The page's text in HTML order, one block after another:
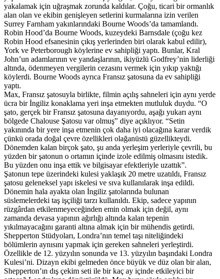
yakalamak için uğraşmak zorunda kaldılar. Çoğu, ticari bir ormanlık
alan olan ve ekibin genişleyen setlerini kurmalarına izin verilen
Surrey Farnham yakınlarındaki Bourne Woods’da tamamlandı.
Robin Hood’da Bourne Woods, kuzeydeki Barnsdale (çoğu kez
Robin Hood efsanesinin çıkış yerlerinden biri olarak kabul edilir),
York ve Peterborough köylerine ev sahipliği yaptı. Bunlar, Kral
John’un adamlarının ve yandaşlarının, ikiyüzlü Godfrey’nin liderliği
altında, ödenmeyen vergilerin cezasını vermek için yıkıp yaktığı
köylerdi. Bourne Woods ayrıca Fransız şatosuna da ev sahipliği
yaptı.
Max, Fransız şatosuyla birlikte, filmin açılış sahneleri için aynı yerde
ücra bir İngiliz konaklama yeri inşa etmekten mutluluk duydu. “O
şato, gerçek bir Fransız şatosuna dayanıyordu, aşağı yukarı aynı
bölgede Chalouse Şatosu var olmuş” diye açıklıyor. “Setin
yakınında bir yere inşa etmenin çok daha iyi olacağına karar verdik
çünkü orada doğal çevre özellikleri olağanüstü güzellikteydi.
Dönemden kalan birçok şato, şu anda yerleşim yerleriyle çevrili, bu
yüzden bir şatonun o ortamın içinde izole edilmiş olmasını istedik.
Bu yüzden onu inşa ettik ve bilgisayar efektleriyle uzattık”.
Şatonun tepe üzerindeki kulesi yaklaşık 20 metre uzatıldı, Fransız
şatosu geleneksel yapı iskelesi ve sıva kullanılarak inşa edildi.
Dönemin hala ayakta olan İngiliz şatolarında bulunan
süslemelerdeki taş işçiliği tarzı kullanıldı. Ekip, sadece yapının
rüzgârdan etkilenmeyeceğinden emin olmak için değil, aynı
zamanda devasa yapının ağırlığı altında kalan tepenin
yıkılmayacağını garanti altına almak için bir mühendis getirdi.
Shepperton Stüdyoları, Londra’nın temel taşı niteliğindeki
bölümlerin aynısını yapmak için gereken sahneleri yerleştirdi.
Özellikle de 12. yüzyılın sonunda ve 13. yüzyılın başındaki Londra
Kulesi’ni. Dizayn ekibi gelmeden önce büyük ve düz olan bir alan,
Shepperton’ın dış çekim seti ile bir kaç ay içinde etkileyici bir